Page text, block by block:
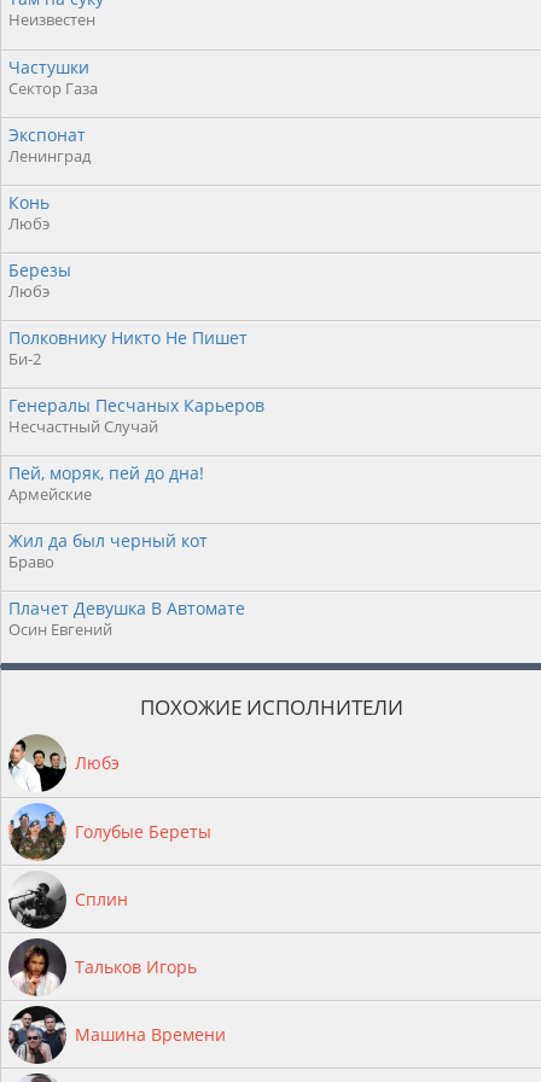
Неизвестен
Частушки
Сектор Газа
Экспонат
Ленинград
Конь
Любэ
Березы
Любэ
Полковнику Никто Не Пишет
Би-2
Генералы Песчаных Карьеров
Несчастный Случай
Пей, моряк, пей до дна!
Армейские
Жил да был черный кот
Браво
Плачет Девушка В Автомате
Осин Евгений
ПОХОЖИЕ ИСПОЛНИТЕЛИ
Любэ
Голубые Береты
Сплин
Тальков Игорь
Машина Времени